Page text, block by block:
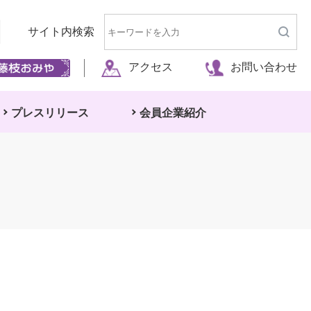
サイト内検索
アクセス お問い合わせ
プレスリリース 会員企業紹介